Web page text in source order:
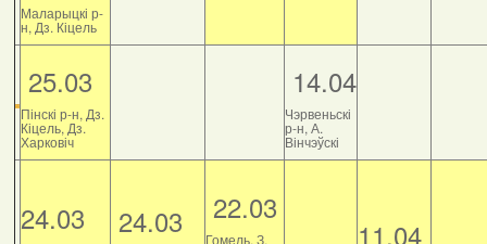
Маларыцкі р-
н, Дз. Кіцель
25.03
Пінскі р-н, Дз.
Кіцель, Дз.
Харковіч
14.04
Чэрвеньскі
р-н, А.
Вінчэўскі
24.03 24.03 22.03
Гомель, З. 11.04